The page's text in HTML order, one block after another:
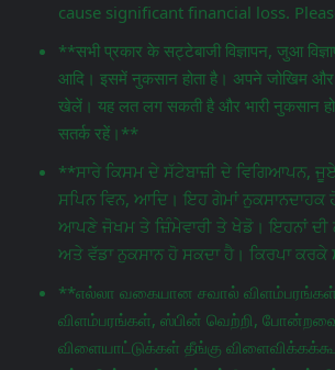
cause significant financial loss.
**सभी प्रकार के सट्टेबाजी विज्ञापन, जुआ
आदि। इसमें नुकसान होता है। अपने जोखिम और
खेलें। यह लत लग सकती है और भारी नुकसान
सतर्क रहें।**
**ਸਾਰੇ ਕਿਸਮ ਦੇ ਸੱਟੇਬਾਜ਼ੀ ਦੇ ਵਿਗਿਆਪਨ,
ਸਪਿਨ ਵਿਨ, ਆਦਿ। ਇਹ ਗੇਮਾਂ
ਆਪਣੇ ਜੋਖਮ ਤੇ ਜ਼ਿੰਮੇਵਾਰੀ ਤੇ ਖੇਡੋ। ਇਹਨਾਂ ਦੀ
ਅਤੇ ਵੱਡਾ ਨੁਕਸਾਨ ਹੋ ਸਕਦਾ ਹੈ। ਕਿਰਪਾ ਕਰਕੇ
**எல்லா வகையான சவால்
விளம்பரங்கள், ஸ்பின் வெற்றி,
விளையாட்டுக்கள் தீங்கு